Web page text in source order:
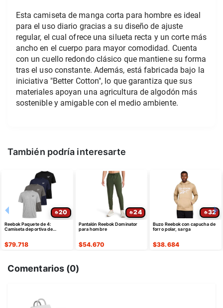
Esta camiseta de manga corta para hombre es ideal
para el uso diario gracias a su diseño de ajuste
regular, el cual ofrece una silueta recta y un corte más
ancho en el cuerpo para mayor comodidad. Cuenta
con un cuello redondo clásico que mantiene su forma
tras el uso constante. Además, está fabricada bajo la
iniciativa "Better Cotton", lo que garantiza que sus
materiales apoyan una agricultura de algodón más
sostenible y amigable con el medio ambiente.
También podría interesarte
20
Reebok Paquete de 4:
Camiseta deportiva de
$79.718
24
Pantalón Reebok Dominator
para hombre
$54.670
32
Buzo Reebok con capucha de
forro polar, sarga
$38.684
Comentarios (0)